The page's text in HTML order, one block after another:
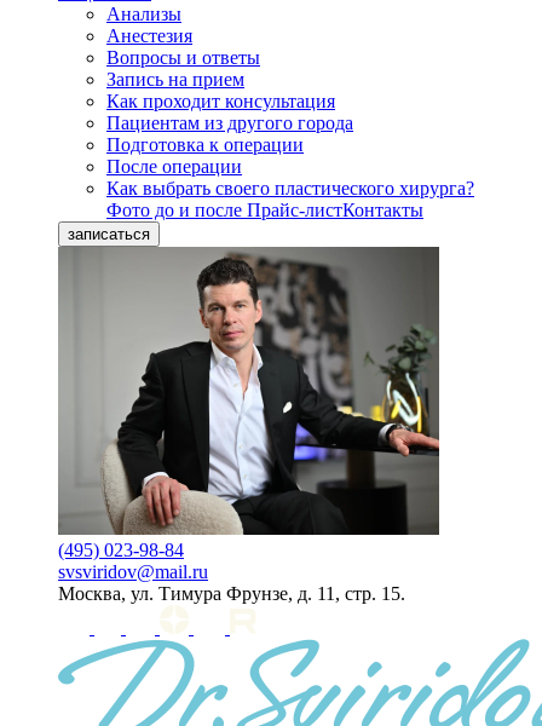
Анализы
Анестезия
Вопросы и ответы
Запись на прием
Как проходит консультация
Пациентам из другого города
Подготовка к операции
После операции
Как выбрать своего пластического хирурга?
Фото до и после Прайс-листКонтакты
записаться
(495) 023-98-84
svsviridov@mail.ru
Москва, ул. Тимура Фрунзе, д. 11, стр. 15.